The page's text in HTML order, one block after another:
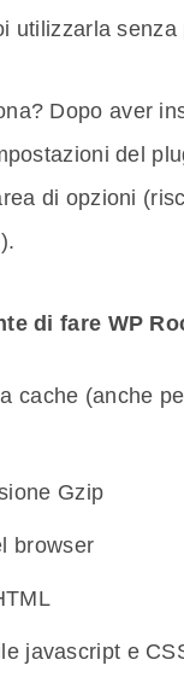
utilizzarla senza
Dopo aver
del
di opzioni
di fare WP
cache (anche
Gzip
browser
javascript e